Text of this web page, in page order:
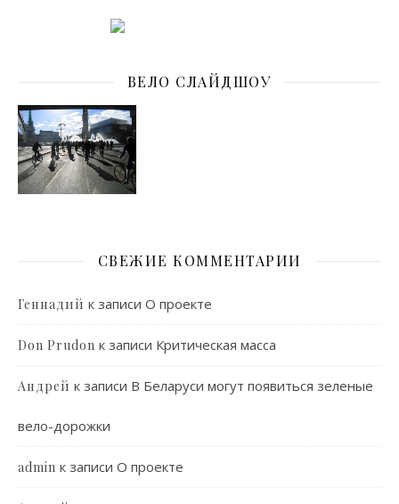
ВЕЛО СЛАЙДШОУ
СВЕЖИЕ КОММЕНТАРИИ
Геннадий к записи О проекте
Don Prudon к записи Критическая масса
Андрей к записи В Беларуси могут появиться зеленые
вело-дорожки
admin к записи О проекте